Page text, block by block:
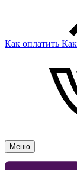
Как оплатить
Меню